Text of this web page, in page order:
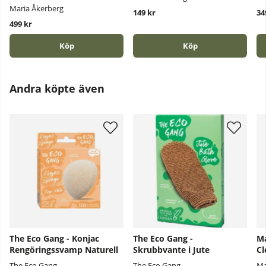
Maria Åkerberg
499 kr
Köp
149 kr
Köp
Andra köpte även
The Eco Gang - Konjac
Rengöringssvamp Naturell
The Eco Gang -
Skrubbvante i Jute